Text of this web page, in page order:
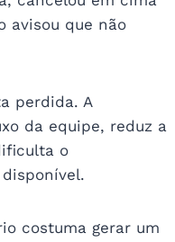
avisou que não
perdida. A
da equipe, reduz a
o
costuma gerar um